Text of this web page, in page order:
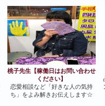
【タロット占い（2500円）】